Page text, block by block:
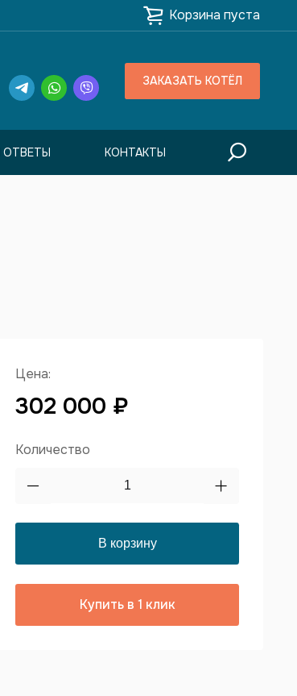
Корзина пуста
ЗАКАЗАТЬ КОТЁЛ
КОНТАКТЫ
Цена:
302 000 ₽
Количество
Купить в 1 клик